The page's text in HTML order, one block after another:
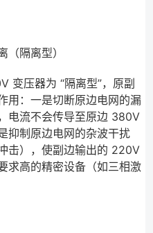
（隔离型）
变压器为 “隔离型”，原副
用：一是切断原边电网的漏
电流不会传导至原边 380V
抑制原边电网的杂波干扰
击），使副边输出的 220V
求高的精密设备（如三相激